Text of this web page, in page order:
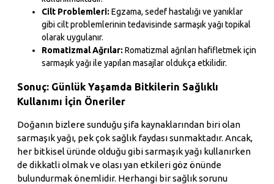
Cilt Problemleri: Egzama, sedef hastalığı ve yanıklar
gibi cilt problemlerinin tedavisinde sarmaşık yağı topikal
olarak uygulanır.
Romatizmal Ağrılar: Romatizmal ağrıları hafifletmek için
sarmaşık yağı ile yapılan masajlar oldukça etkilidir.
Sonuç: Günlük Yaşamda Bitkilerin Sağlıklı
Kullanımı İçin Öneriler
Doğanın bizlere sunduğu şifa kaynaklarından biri olan
sarmaşık yağı, pek çok sağlık faydası sunmaktadır. Ancak,
her bitkisel üründe olduğu gibi sarmaşık yağı kullanırken
de dikkatli olmak ve olası yan etkileri göz önünde
bulundurmak önemlidir. Herhangi bir sağlık sorunu